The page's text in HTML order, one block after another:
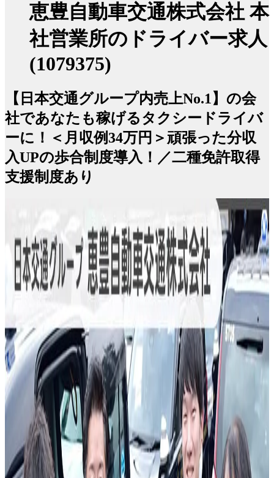
恵豊自動車交通株式会社 本
社営業所のドライバー求人
(1079375)
【日本交通グループ内売上No.1】の会
社であなたも稼げるタクシードライバ
ーに！＜月収例34万円＞頑張った分収
入UPの歩合制度導入！／二種免許取得
支援制度あり